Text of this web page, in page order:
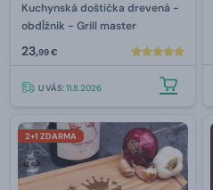
Kuchynská doštička drevená -
obdĺžnik - Grill master
23,99 €
U VÁS:11.8.2026
2+1 ZDARMA